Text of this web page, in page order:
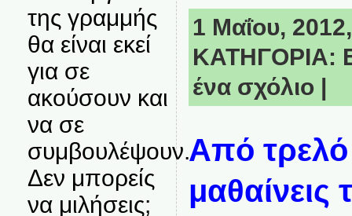
της γραμμής
θα είναι εκεί
για σε
ακούσουν και
να σε
συμβουλέψουν.
Δεν μπορείς
να μιλήσεις;
1 Μαΐου,
ΚΑΤΗΓΟΡΙΑ:
ένα σχόλιο |
Από τρελό
μαθαίνεις